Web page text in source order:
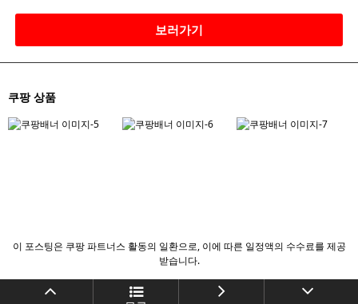
보러가기
쿠팡 상품
이 포스팅은 쿠팡 파트너스 활동의 일환으로, 이에 따른 일정액의 수수료를 제공
받습니다.